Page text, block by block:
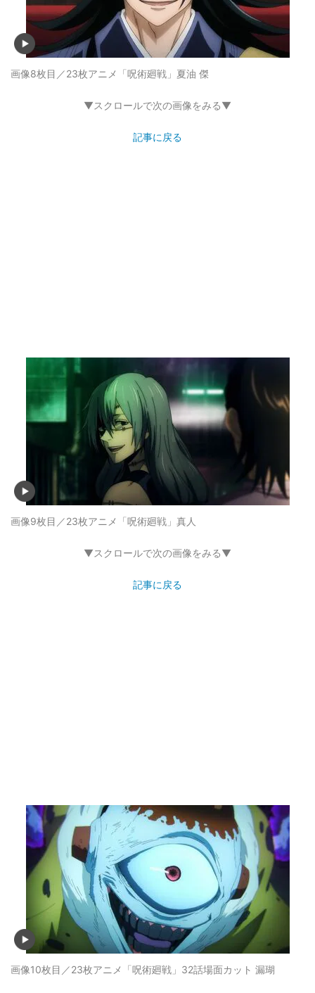
画像8枚目／23枚アニメ「呪術廻戦」夏油 傑
▼スクロールで次の画像をみる▼
記事に戻る
画像9枚目／23枚アニメ「呪術廻戦」真人
▼スクロールで次の画像をみる▼
記事に戻る
画像10枚目／23枚アニメ「呪術廻戦」32話場面カット 漏瑚